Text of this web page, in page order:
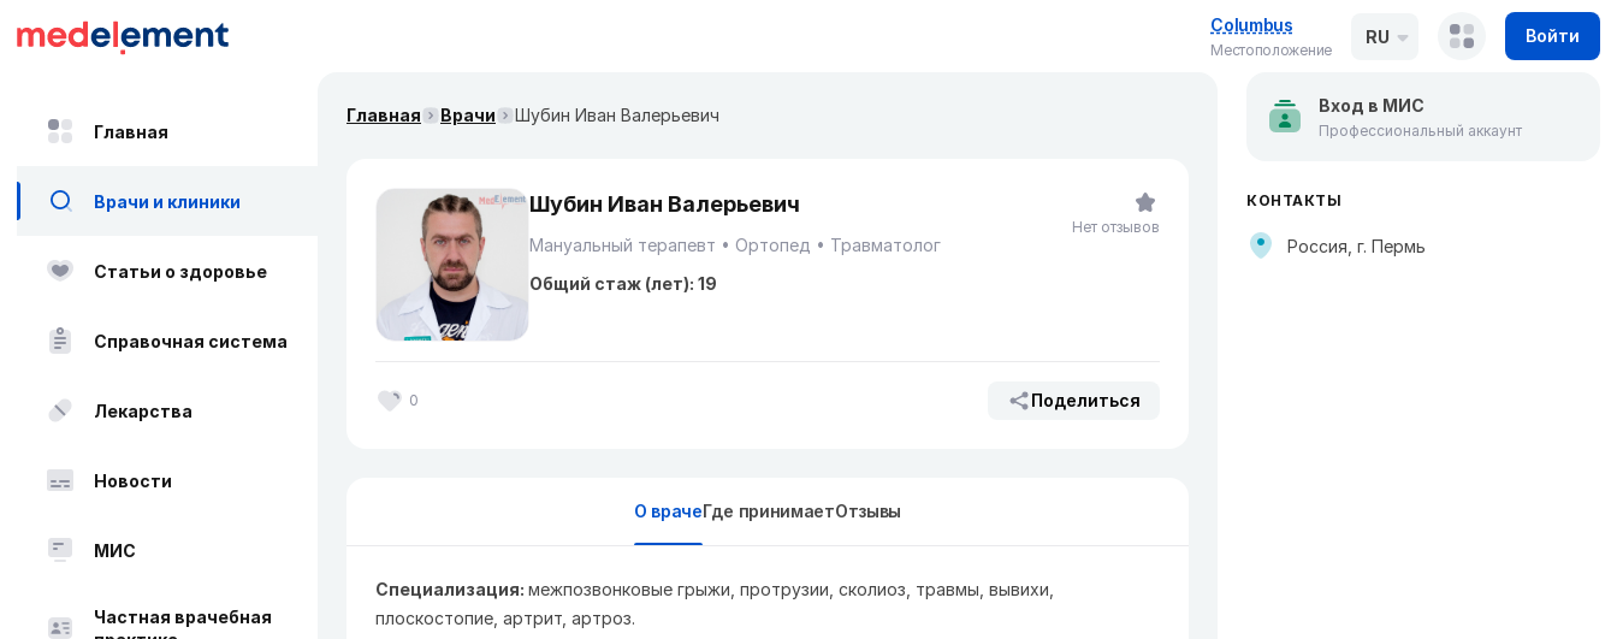
Columbus
Местоположение
RU Войти
Главная
Врачи и клиники
Статьи о здоровье
Справочная система
Лекарства
Новости
МИС
Частная врачебная
Главная Врачи Шубин Иван Валерьевич
Шубин Иван Валерьевич
Мануальный терапевт Ортопед
Травматолог
Общий стаж (лет): 19
0 Поделиться
Нет отзывов
О врачеГде принимаетОтзывы
Специализация: межпозвонковые грыжи, протрузии, сколиоз, травмы, вывихи,
плоскостопие, артрит, артроз.
Вход в МИС
Профессиональный аккаунт
КОНТАКТЫ
Россия, г. Пермь